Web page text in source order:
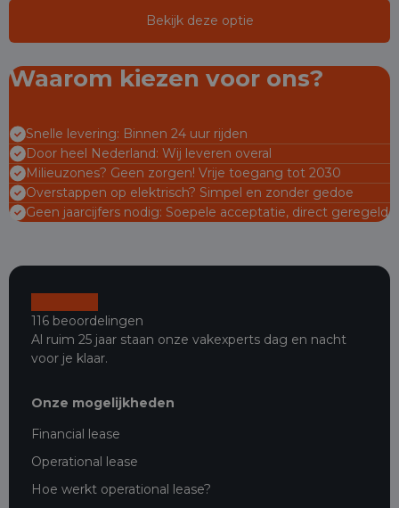
Bekijk deze optie
Waarom kiezen voor ons?
Snelle levering: Binnen 24 uur rijden
Door heel Nederland: Wij leveren overal
Milieuzones? Geen zorgen! Vrije toegang tot 2030
Overstappen op elektrisch? Simpel en zonder gedoe
Geen jaarcijfers nodig: Soepele acceptatie, direct geregeld
116 beoordelingen
Al ruim 25 jaar staan onze vakexperts dag en nacht
voor je klaar.
Onze mogelijkheden
Financial lease
Operational lease
Hoe werkt operational lease?